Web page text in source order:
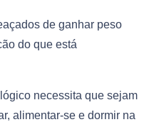
de ganhar peso
do que está
necessita que sejam
alimentar-se e dormir na